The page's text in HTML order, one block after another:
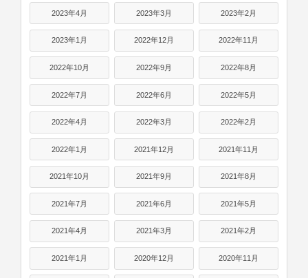
2023年4月 2023年3月 2023年2月
2023年1月 2022年12月 2022年11月
2022年10月 2022年9月 2022年8月
2022年7月 2022年6月 2022年5月
2022年4月 2022年3月 2022年2月
2022年1月 2021年12月 2021年11月
2021年10月 2021年9月 2021年8月
2021年7月 2021年6月 2021年5月
2021年4月 2021年3月 2021年2月
2021年1月 2020年12月 2020年11月